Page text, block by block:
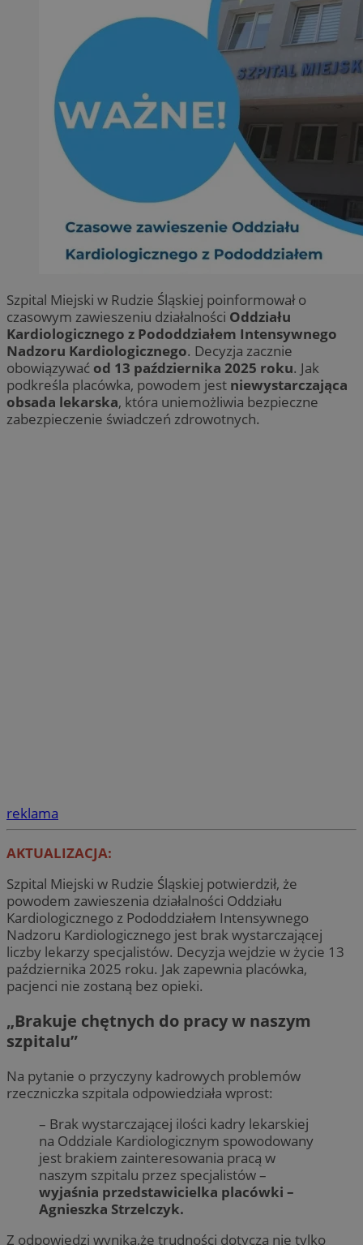
Szpital Miejski w Rudzie Śląskiej poinformował o
czasowym zawieszeniu działalności Oddziału
Kardiologicznego z Pododdziałem Intensywnego
Nadzoru Kardiologicznego. Decyzja zacznie
obowiązywać od 13 października 2025 roku. Jak
podkreśla placówka, powodem jest niewystarczająca
obsada lekarska, która uniemożliwia bezpieczne
zabezpieczenie świadczeń zdrowotnych.
reklama
AKTUALIZACJA:
Szpital Miejski w Rudzie Śląskiej potwierdził, że
powodem zawieszenia działalności Oddziału
Kardiologicznego z Pododdziałem Intensywnego
Nadzoru Kardiologicznego jest brak wystarczającej
liczby lekarzy specjalistów. Decyzja wejdzie w życie 13
października 2025 roku. Jak zapewnia placówka,
pacjenci nie zostaną bez opieki.
„Brakuje chętnych do pracy w naszym
szpitalu”
Na pytanie o przyczyny kadrowych problemów
rzeczniczka szpitala odpowiedziała wprost:
– Brak wystarczającej ilości kadry lekarskiej
na Oddziale Kardiologicznym spowodowany
jest brakiem zainteresowania pracą w
naszym szpitalu przez specjalistów –
wyjaśnia przedstawicielka placówki –
Agnieszka Strzelczyk.
Z odpowiedzi wynika,że trudności dotyczą nie tylko